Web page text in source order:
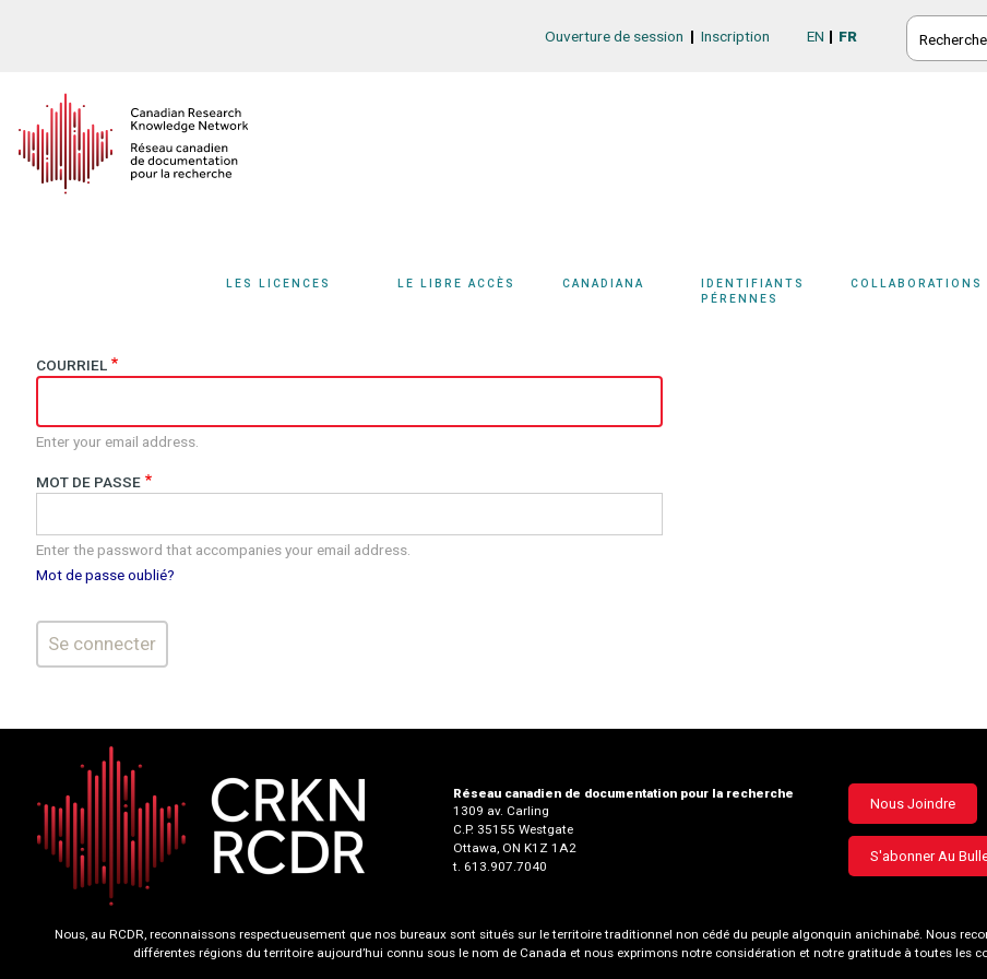
principal
EN FR
Ouverture de session Inscription
LES LICENCES LE LIBRE ACCÈS CANADIANA
IDENTIFIANTS
PÉRENNES
COLLABORATIONS
COURRIEL
Enter your email address.
MOT DE PASSE
Enter the password that accompanies your email address.
Mot de passe oublié?
Réseau canadien de documentation pour la recherche
1309 av. Carling
C.P. 35155 Westgate
Ottawa, ON K1Z 1A2
t. 613.907.7040
Footer
menu
Nous Joindre
S'abonner Au
Nous, au RCDR, reconnaissons respectueusement que nos bureaux sont situés sur le territoire traditionnel non cédé du peuple algonquin anichinabé. Nous
différentes régions du territoire aujourd’hui connu sous le nom de Canada et nous exprimons notre considération et notre gratitude à toutes les